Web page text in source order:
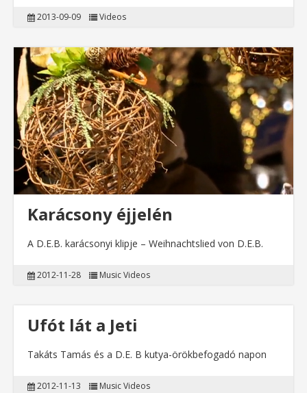
2013-09-09 Videos
Karácsony éjjelén
A D.E.B. karácsonyi klipje – Weihnachtslied von D.E.B.
2012-11-28 Music Videos
Ufót lát a Jeti
Takáts Tamás és a D.E. B kutya-örökbefogadó napon
2012-11-13 Music Videos